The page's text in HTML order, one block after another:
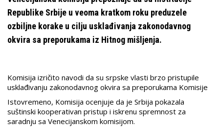
Republike Srbije u veoma kratkom roku preduzele
ozbiljne korake u cilju usklađivanja zakonodavnog
okvira sa preporukama iz Hitnog mišljenja.
Komisija izričito navodi da su srpske vlasti brzo pristupile
usklađivanju zakonodavnog okvira sa preporukama Komisije
Istovremeno, Komisija ocenjuje da je Srbija pokazala
suštinski kooperativan pristup i iskrenu spremnost za
saradnju sa Venecijanskom komisijom.